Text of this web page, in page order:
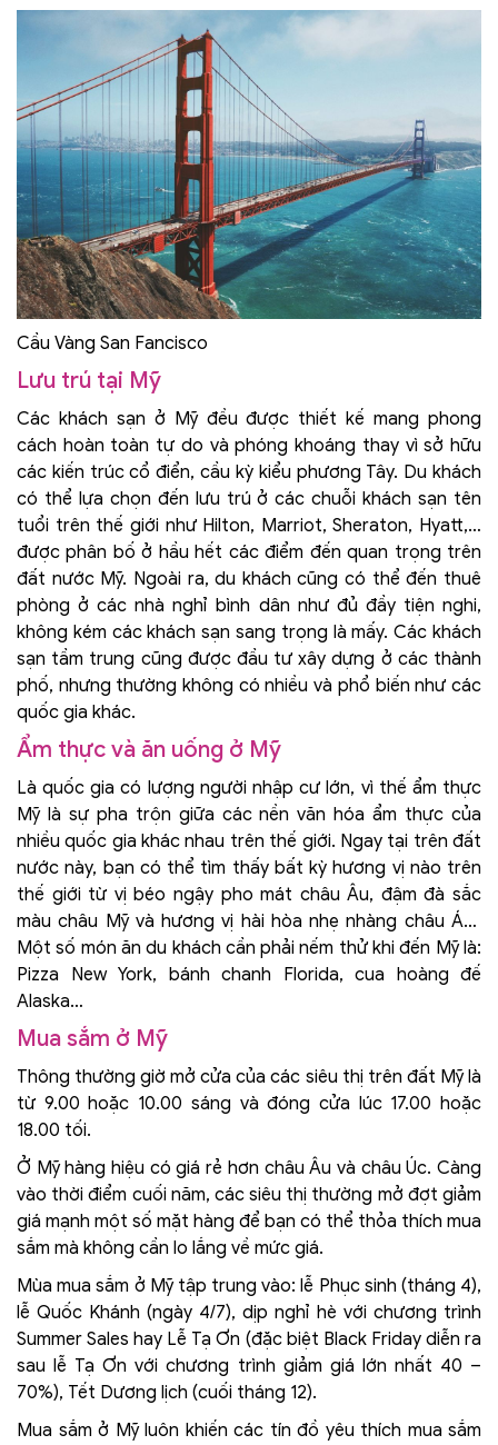
Cầu Vàng San Fancisco
Lưu trú tại Mỹ
Các khách sạn ở Mỹ đều được thiết kế mang phong
cách hoàn toàn tự do và phóng khoáng thay vì sở hữu
các kiến trúc cổ điển, cầu kỳ kiểu phương Tây. Du khách
có thể lựa chọn đến lưu trú ở các chuỗi khách sạn tên
tuổi trên thế giới như Hilton, Marriot, Sheraton, Hyatt,…
được phân bố ở hầu hết các điểm đến quan trọng trên
đất nước Mỹ. Ngoài ra, du khách cũng có thể đến thuê
phòng ở các nhà nghỉ bình dân như đủ đầy tiện nghi,
không kém các khách sạn sang trọng là mấy. Các khách
sạn tầm trung cũng được đầu tư xây dựng ở các thành
phố, nhưng thường không có nhiều và phổ biến như các
quốc gia khác.
Ẩm thực và ăn uống ở Mỹ
Là quốc gia có lượng người nhập cư lớn, vì thế ẩm thực
Mỹ là sự pha trộn giữa các nền văn hóa ẩm thực của
nhiều quốc gia khác nhau trên thế giới. Ngay tại trên đất
nước này, bạn có thể tìm thấy bất kỳ hương vị nào trên
thế giới từ vị béo ngậy pho mát châu Âu, đậm đà sắc
màu châu Mỹ và hương vị hài hòa nhẹ nhàng châu Á…
Một số món ăn du khách cần phải nếm thử khi đến Mỹ là:
Pizza New York, bánh chanh Florida, cua hoàng đế
Alaska…
Mua sắm ở Mỹ
Thông thường giờ mở cửa của các siêu thị trên đất Mỹ là
từ 9.00 hoặc 10.00 sáng và đóng cửa lúc 17.00 hoặc
18.00 tối.
Ở Mỹ hàng hiệu có giá rẻ hơn châu Âu và châu Úc. Càng
vào thời điểm cuối năm, các siêu thị thường mở đợt giảm
giá mạnh một số mặt hàng để bạn có thể thỏa thích mua
sắm mà không cần lo lắng về mức giá.
Mùa mua sắm ở Mỹ tập trung vào: lễ Phục sinh (tháng 4),
lễ Quốc Khánh (ngày 4/7), dịp nghỉ hè với chương trình
Summer Sales hay Lễ Tạ Ơn (đặc biệt Black Friday diễn ra
sau lễ Tạ Ơn với chương trình giảm giá lớn nhất 40 –
70%), Tết Dương lịch (cuối tháng 12).
Mua sắm ở Mỹ luôn khiến các tín đồ yêu thích mua sắm